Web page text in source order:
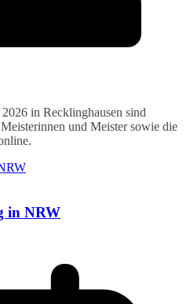
in Recklinghausen sind
und Meister sowie die
in NRW